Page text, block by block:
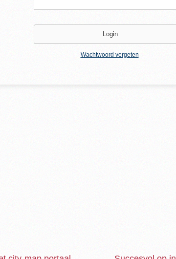
Wachtwoord vergeten